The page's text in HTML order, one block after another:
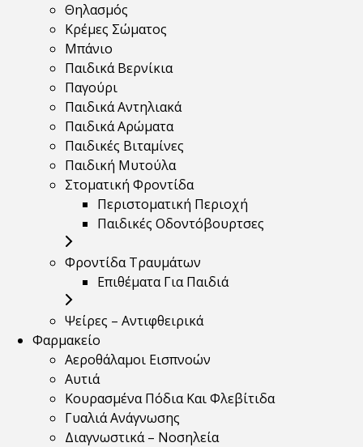
Θηλασμός
Κρέμες Σώματος
Μπάνιο
Παιδικά Βερνίκια
Παγούρι
Παιδικά Αντηλιακά
Παιδικά Αρώματα
Παιδικές Βιταμίνες
Παιδική Μυτούλα
Στοματική Φροντίδα
Περιστοματική Περιοχή
Παιδικές Οδοντόβουρτσες
Φροντίδα Τραυμάτων
Επιθέματα Για Παιδιά
Ψείρες – Αντιφθειρικά
Φαρμακείο
Αεροθάλαμοι Εισπνοών
Αυτιά
Κουρασμένα Πόδια Και Φλεβίτιδα
Γυαλιά Ανάγνωσης
Διαγνωστικά – Νοσηλεία